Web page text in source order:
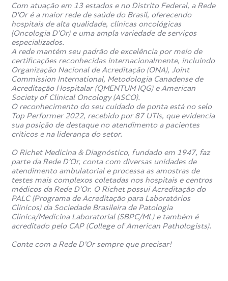
Com atuação em 13 estados e no Distrito Federal, a Rede
D’Or é a maior rede de saúde do Brasil, oferecendo
hospitais de alta qualidade, clínicas oncológicas
(Oncologia D’Or) e uma ampla variedade de serviços
especializados.
A rede mantém seu padrão de excelência por meio de
certificações reconhecidas internacionalmente, incluindo
Organização Nacional de Acreditação (ONA), Joint
Commission International, Metodologia Canadense de
Acreditação Hospitalar (QMENTUM IQG) e American
Society of Clinical Oncology (ASCO).
O reconhecimento do seu cuidado de ponta está no selo
Top Performer 2022, recebido por 87 UTIs, que evidencia
sua posição de destaque no atendimento a pacientes
críticos e na liderança do setor.
O Richet Medicina & Diagnóstico, fundado em 1947, faz
parte da Rede D’Or, conta com diversas unidades de
atendimento ambulatorial e processa as amostras de
testes mais complexos coletadas nos hospitais e centros
médicos da Rede D’Or. O Richet possui Acreditação do
PALC (Programa de Acreditação para Laboratórios
Clínicos) da Sociedade Brasileira de Patologia
Clínica/Medicina Laboratorial (SBPC/ML) e também é
acreditado pelo CAP (College of American Pathologists).
Conte com a Rede D’Or sempre que precisar!